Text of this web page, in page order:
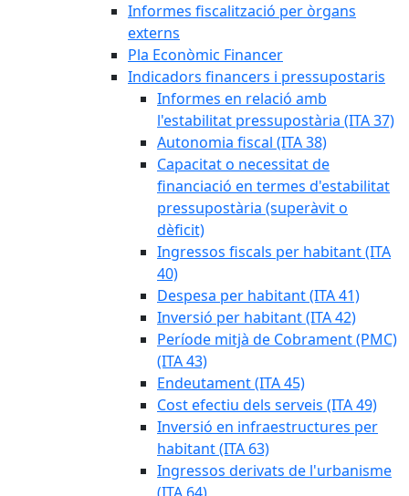
Informes fiscalització per òrgans
externs
Pla Econòmic Financer
Indicadors financers i pressupostaris
Informes en relació amb
l'estabilitat pressupostària (ITA 37)
Autonomia fiscal (ITA 38)
Capacitat o necessitat de
financiació en termes d'estabilitat
pressupostària (superàvit o
dèficit)
Ingressos fiscals per habitant (ITA
40)
Despesa per habitant (ITA 41)
Inversió per habitant (ITA 42)
Període mitjà de Cobrament (PMC)
(ITA 43)
Endeutament (ITA 45)
Cost efectiu dels serveis (ITA 49)
Inversió en infraestructures per
habitant (ITA 63)
Ingressos derivats de l'urbanisme